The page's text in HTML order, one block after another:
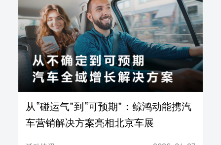
从“碰运气”到“可预期”：鲸鸿动能携汽
车营销解决方案亮相北京车展